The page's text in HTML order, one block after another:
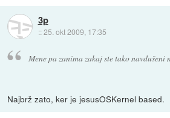
3p
::25. okt 2009, 17:35
Mene pa zanima zakaj ste tako navdušeni
Najbrž zato, ker je jesusOSKernel based.